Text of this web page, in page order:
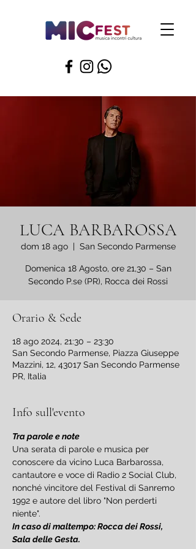
LUCA BARBAROSSA
dom 18 ago
  |
San Secondo Parmense
Domenica 18 Agosto, ore 21,30 – San
Orario & Sede
18 ago 2024, 21:30 – 23:30
San Secondo Parmense, Piazza Giuseppe
Mazzini, 12, 43017 San Secondo Parmense
PR, Italia
Info sull'evento
Tra parole e note
Una serata di parole e musica per
conoscere da vicino Luca Barbarossa,
cantautore e voce di Radio 2 Social Club,
nonché vincitore del Festival di Sanremo
1992 e autore del libro "Non perderti
niente".
In caso di maltempo: Rocca dei Rossi,
Sala delle Gesta.